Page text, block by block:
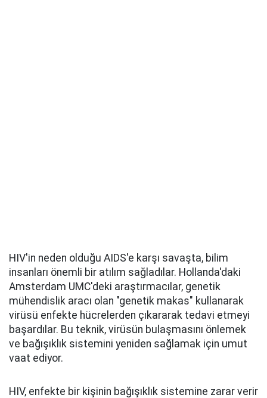
HIV'in neden olduğu AIDS'e karşı savaşta, bilim
insanları önemli bir atılım sağladılar. Hollanda'daki
Amsterdam UMC'deki araştırmacılar, genetik
mühendislik aracı olan "genetik makas" kullanarak
virüsü enfekte hücrelerden çıkararak tedavi etmeyi
başardılar. Bu teknik, virüsün bulaşmasını önlemek
ve bağışıklık sistemini yeniden sağlamak için umut
vaat ediyor.
HIV, enfekte bir kişinin bağışıklık sistemine zarar verir